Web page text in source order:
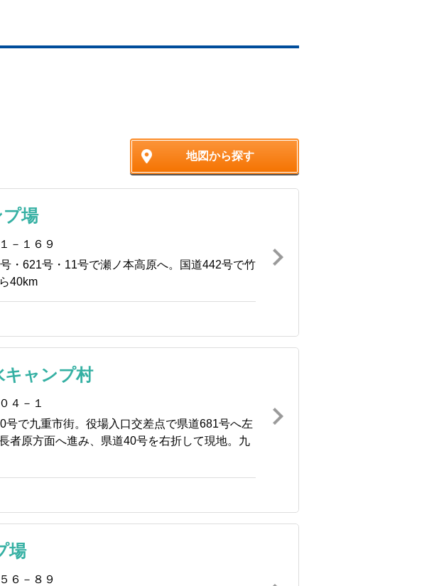
地図から探す
場
－１６９
・621号・11号で瀬ノ本高原へ。国道442号で竹
40km
キャンプ村
４－１
号で九重市街。役場入口交差点で県道681号へ左
者原方面へ進み、県道40号を右折して現地。九
場
６－８９